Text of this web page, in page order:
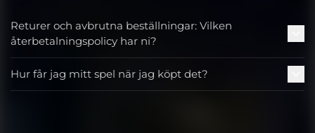
Returer och avbrutna beställningar: Vilken
återbetalningspolicy har ni?
Hur får jag mitt spel när jag köpt det?